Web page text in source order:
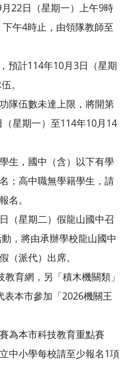
22日（星期一）上午9時
午4時止，由領隊教師至
計114年10月3日（星期
。
隊伍數未達上限，將開第
星期一）至114年10月14
生，國中（含）以下有學
；高中職無學籍學生，請
名。
（星期二）假龍山國中召
，將由承辦學校龍山國中
（派代）出席。
育網，另「積木機關類」
表本市參加「2026機關王
為本市科技教育重點賽
中小學每校請至少報名1項